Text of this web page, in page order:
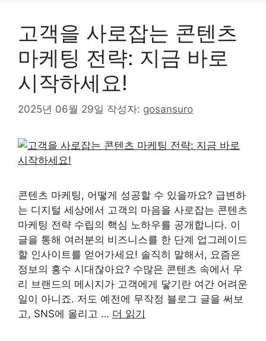
고객을 사로잡는 콘텐츠
마케팅 전략: 지금 바로
시작하세요!
2025년 06월 29일 작성자: gosansuro
콘텐츠 마케팅, 어떻게 성공할 수 있을까요? 급변하
는 디지털 세상에서 고객의 마음을 사로잡는 콘텐츠
마케팅 전략 수립의 핵심 노하우를 공개합니다. 이
글을 통해 여러분의 비즈니스를 한 단계 업그레이드
할 인사이트를 얻어가세요! 솔직히 말해서, 요즘은
정보의 홍수 시대잖아요? 수많은 콘텐츠 속에서 우
리 브랜드의 메시지가 고객에게 닿기란 여간 어려운
일이 아니죠. 저도 예전에 무작정 블로그 글을 써보
고, SNS에 올리고 … 더 읽기